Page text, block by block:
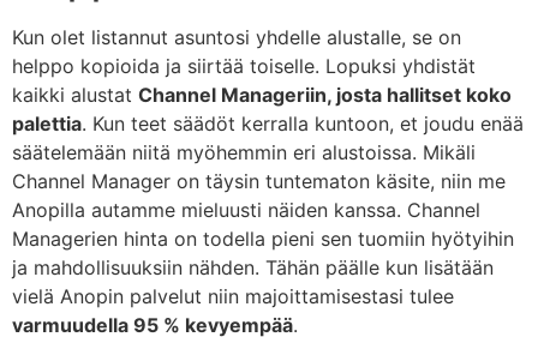
Kun olet listannut asuntosi yhdelle alustalle, se on
helppo kopioida ja siirtää toiselle. Lopuksi yhdistät
kaikki alustat Channel Manageriin, josta hallitset koko
palettia. Kun teet säädöt kerralla kuntoon, et joudu enää
säätelemään niitä myöhemmin eri alustoissa. Mikäli
Channel Manager on täysin tuntematon käsite, niin me
Anopilla autamme mieluusti näiden kanssa. Channel
Managerien hinta on todella pieni sen tuomiin hyötyihin
ja mahdollisuuksiin nähden. Tähän päälle kun lisätään
vielä Anopin palvelut niin majoittamisestasi tulee
varmuudella 95 % kevyempää.